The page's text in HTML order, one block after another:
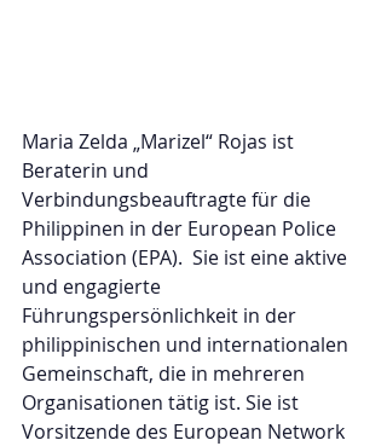
Maria Zelda „Marizel“ Rojas ist
Beraterin und
Verbindungsbeauftragte für die
Philippinen in der European Police
Association (EPA).  Sie ist eine aktive
und engagierte
Führungspersönlichkeit in der
philippinischen und internationalen
Gemeinschaft, die in mehreren
Organisationen tätig ist. Sie ist
Vorsitzende des European Network